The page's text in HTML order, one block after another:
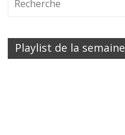
Playlist de la semaine